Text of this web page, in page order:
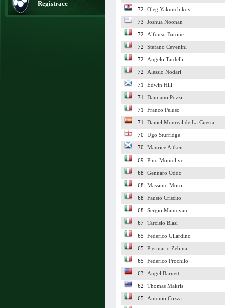
Registrace
72 Oleg Yakunchikov
73 Joshua Noonan
72 Alfonso Barone
72 Stefano Cevenini
72 Angelo Tardelli
72 Alessio Nodari
71 Edwin Hill
71 Damiano Pozzi
71 Franco Peluso
71 Daniel Monreal de La Cuesta
70 Ugo Sturridge
70 Maurice Aitken
69 Pino Montolivo
68 Gennaro Oddo
68 Massimo Moro
68 Fausto Criscito
68 Sergio Mantovani
67 Tarcisio Blasi
65 Federico Gilardino
65 Piermario Zebina
65 Federico Prochilo
63 Angel Barnett
62 Thomas Makris
65 Antonio Cozza